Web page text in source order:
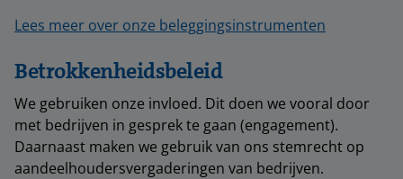
Lees meer over onze beleggingsinstrumenten
Betrokkenheidsbeleid
We gebruiken onze invloed. Dit doen we vooral door
met bedrijven in gesprek te gaan (engagement).
Daarnaast maken we gebruik van ons stemrecht op
aandeelhoudersvergaderingen van bedrijven.